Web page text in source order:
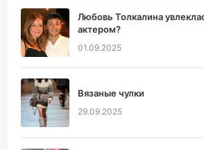
Любовь Толкалина
актером?
01.09.2025
Вязаные чулки
29.09.2025